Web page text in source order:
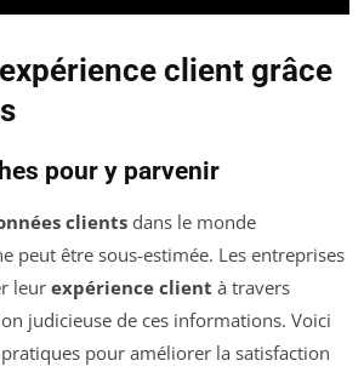
client grâce
pour y parvenir
clients dans le monde
peut être sous-estimée. Les entreprises
leur expérience client à travers
judicieuse de ces informations. Voici
pour améliorer la satisfaction